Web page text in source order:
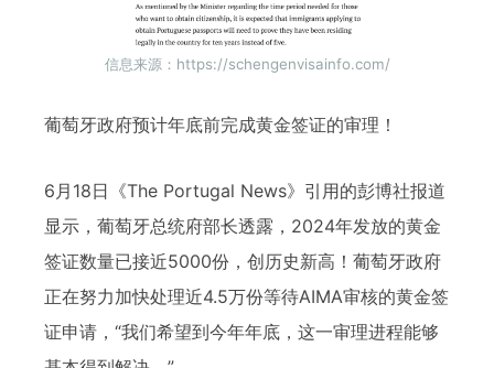
信息来源：https://schengenvisainfo.com/
葡萄牙政府预计年底前完成黄金签证的审理！
6月18日《The Portugal News》引用的彭博社报道
显示，葡萄牙总统府部长透露，2024年发放的黄金
签证数量已接近5000份，创历史新高！葡萄牙政府
正在努力加快处理近4.5万份等待AIMA审核的黄金签
证申请，“我们希望到今年年底，这一审理进程能够